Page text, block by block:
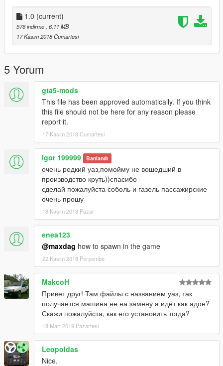
1.0 (current)
576 indirme , 6,11 MB
17 Kasım 2018 Cumartesi
5 Yorum
gta5-mods
This file has been approved automatically. If you think
this file should not be here for any reason please
report it.
17 Kasım 2018 Cumartesi
Igor 199999 Banlandı
очень редкий уаз,помойму не вошедший в
производство круть))спасибо
сделай пожалуйста соболь и газель пассажирские
очень прошу
18 Kasım 2018 Pazar
enea123
@maxdag how to spawn in the game
22 Kasım 2018 Perşembe
MakcoH
Привет друг! Там файлы с названием уаз, так
получается машина не на замену а идёт как адон?
Скажи пожалуйста, как его установить тогда?
18 Mart 2019 Pazartesi
Leopoldas
Nice.